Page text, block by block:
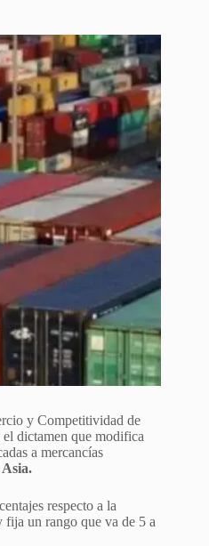
y Competitividad de
el dictamen que modifica
a mercancías
Asia.
respecto a la
un rango que va de 5 a